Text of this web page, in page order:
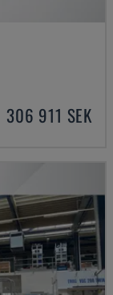
306 911 SEK